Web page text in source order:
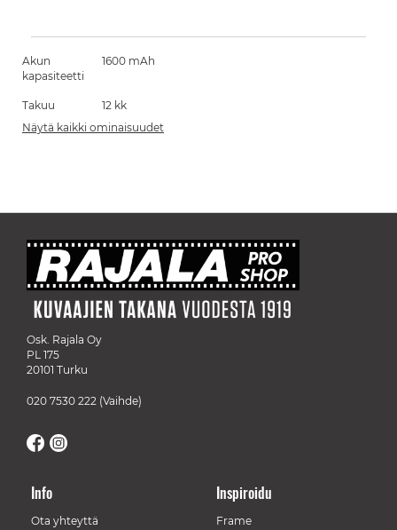
Akun
kapasiteetti
1600 mAh
Takuu
12 kk
Näytä kaikki ominaisuudet
Osk. Rajala Oy
PL 175
20101 Turku
020 7530 222 (Vaihde)
Info
Ota yhteyttä
Inspiroidu
Frame